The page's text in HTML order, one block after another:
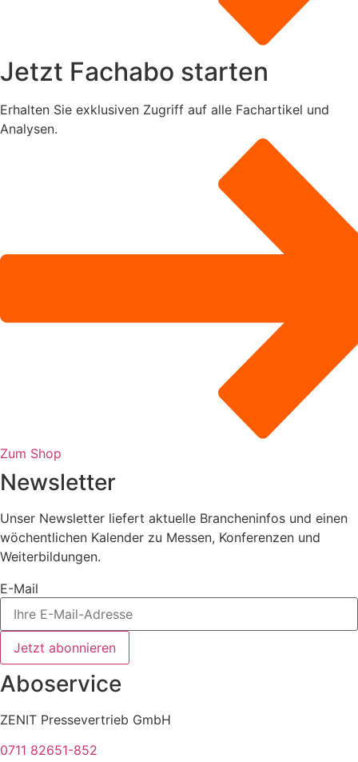
Jetzt Fachabo starten
Erhalten Sie exklusiven Zugriff auf alle Fachartikel und
Analysen.
Zum Shop
Newsletter
Unser Newsletter liefert aktuelle Brancheninfos und einen
wöchentlichen Kalender zu Messen, Konferenzen und
Weiterbildungen.
E-Mail
Jetzt abonnieren
Aboservice
ZENIT Pressevertrieb GmbH
0711 82651-852